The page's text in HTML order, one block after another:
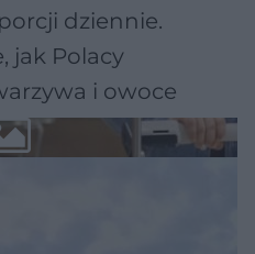
dziennie.
jak Polacy
i owoce